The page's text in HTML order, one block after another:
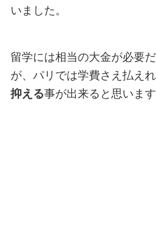
いました。
留学には相当の大金が必要
が、パリでは学費さえ払え
抑える事が出来ると思います